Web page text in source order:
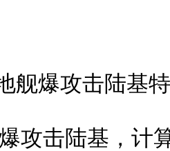
舰爆攻击陆基
攻击陆基，计